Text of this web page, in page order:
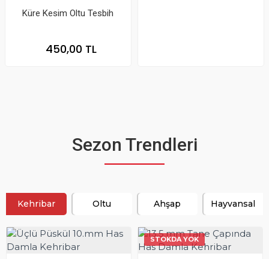
Küre Kesim Oltu Tesbih
450,00 TL
Sezon Trendleri
Kehribar Oltu Ahşap Hayvansal
STOKDA YOK